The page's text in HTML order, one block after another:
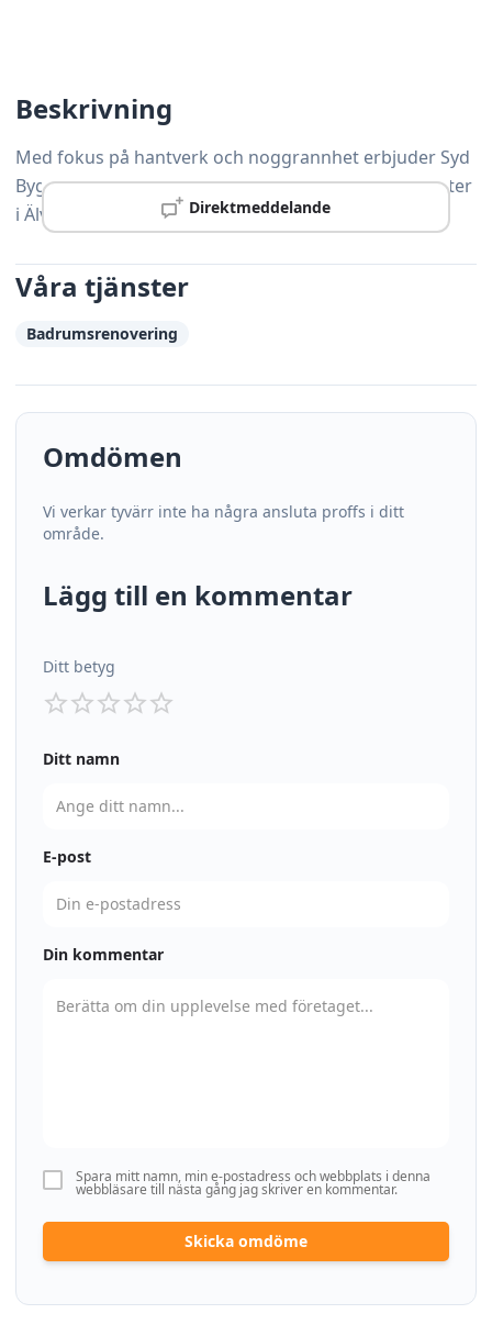
Direktmeddelande
Beskrivning
Med fokus på hantverk och noggrannhet erbjuder Syd
Bygg I Stockholm AB ett brett utbud av snickeritjänster
i Älvsjö och omnejd.
Våra tjänster
Badrumsrenovering
Omdömen
Vi verkar tyvärr inte ha några ansluta proffs i ditt
område.
Lägg till en kommentar
Ditt betyg
Ditt namn
E-post
Din kommentar
Spara mitt namn, min e-postadress och webbplats i denna
webbläsare till nästa gång jag skriver en kommentar.
Skicka omdöme